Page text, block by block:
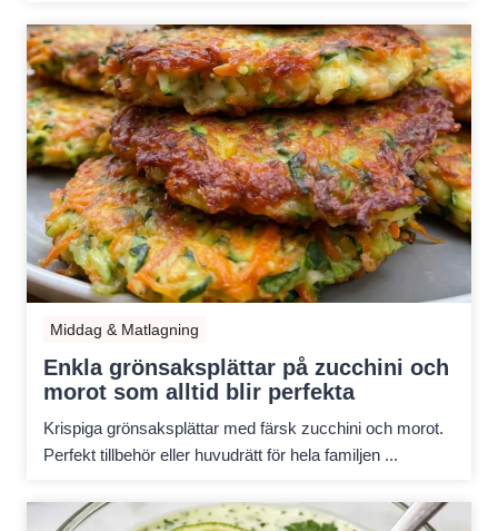
Middag & Matlagning
Enkla grönsaksplättar på zucchini och
morot som alltid blir perfekta
Krispiga grönsaksplättar med färsk zucchini och morot.
Perfekt tillbehör eller huvudrätt för hela familjen ...